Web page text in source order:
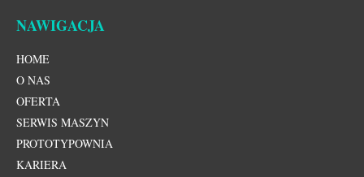
NAWIGACJA
HOME
O NAS
OFERTA
SERWIS MASZYN
PROTOTYPOWNIA
KARIERA